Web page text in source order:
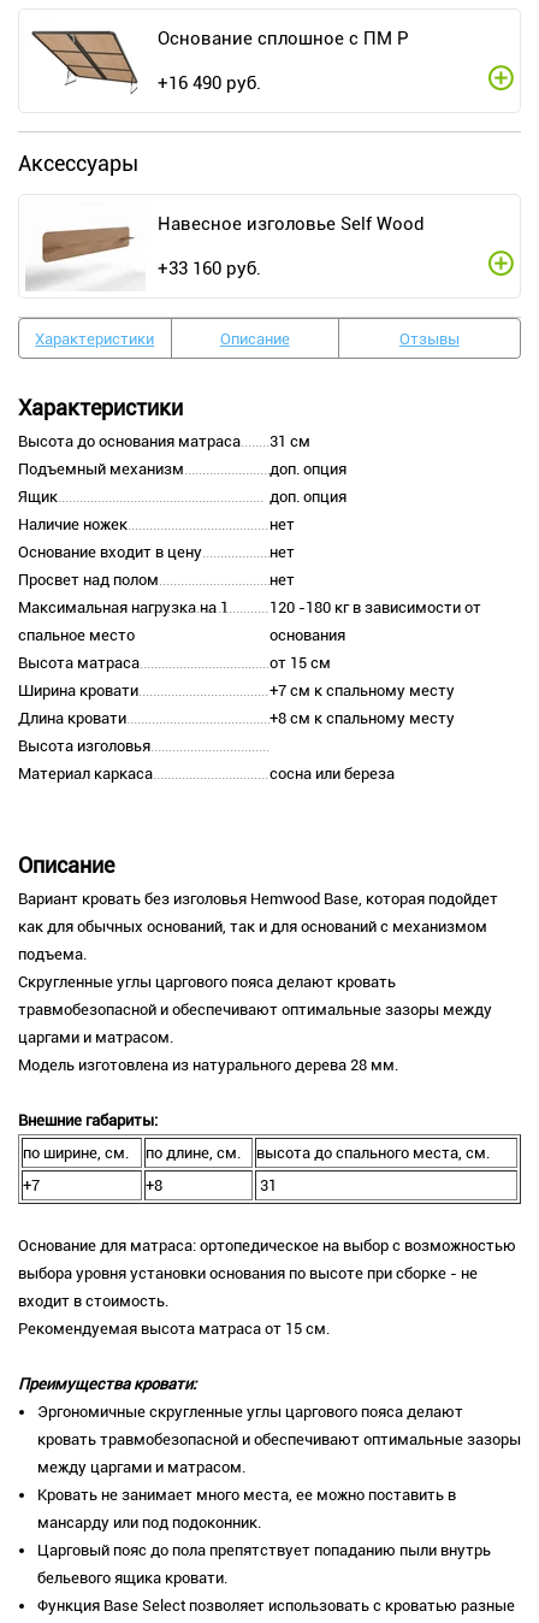
Основание сплошное с ПМ Р
+16 490 руб.
Аксессуары
Навесное изголовье Self Wood
+33 160 руб.
Характеристики Описание Отзывы
Характеристики
Высота до основания матраса
31 см
Подъемный механизм
доп. опция
Ящик
доп. опция
Наличие ножек
нет
Основание входит в цену
нет
Просвет над полом
нет
Максимальная нагрузка на 1
спальное место
120 -180 кг в зависимости от
основания
Высота матраса
от 15 см
Ширина кровати
+7 см к спальному месту
Длина кровати
+8 см к спальному месту
Высота изголовья
Материал каркаса
сосна или береза
Описание
Вариант кровать без изголовья Hemwood Base, которая подойдет
как для обычных оснований, так и для оснований с механизмом
подъема.
Скругленные углы царгового пояса делают кровать
травмобезопасной и обеспечивают оптимальные зазоры между
царгами и матрасом.
Модель изготовлена из натурального дерева 28 мм.
Внешние габариты:
по ширине, см.
по длине, см.
высота до спального места, см.
+7
+8 31
Основание для матраса: ортопедическое на выбор с возможностью
выбора уровня установки основания по высоте при сборке - не
входит в стоимость.
Рекомендуемая высота матраса от 15 см.
Преимущества кровати:
Эргономичные скругленные углы царгового пояса делают
кровать травмобезопасной и обеспечивают оптимальные зазоры
между царгами и матрасом.
Кровать не занимает много места, ее можно поставить в
мансарду или под подоконник.
Царговый пояс до пола препятствует попаданию пыли внутрь
бельевого ящика кровати.
Функция Base Select позволяет использовать с кроватью разные